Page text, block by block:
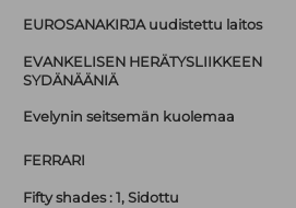
EUROSANAKIRJA uudistettu laitos
EVANKELISEN HERÄTYSLIIKKEEN
SYDÄNÄÄNIÄ
Evelynin seitsemän kuolemaa
FERRARI
Fifty shades : 1, Sidottu